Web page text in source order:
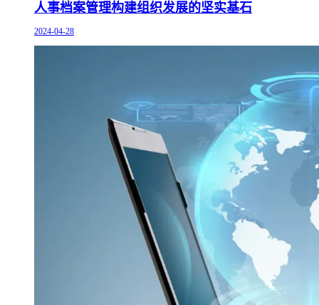
人事档案管理构建组织发展的坚实基石
2024-04-28